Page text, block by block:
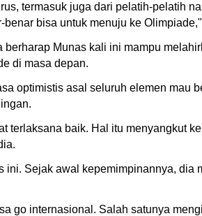
termasuk juga dari pelatih-pelatih
bisa untuk menuju ke
Munas kali ini mampu
di masa depan.
optimistis asal seluruh elemen mau
terlaksana baik. Hal itu menyangkut
Sejak awal kepemimpinannya, dia
go internasional. Salah satunya